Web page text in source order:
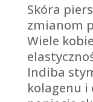
Skóra
zmianom
Wiele
Indiba
kolagenu i